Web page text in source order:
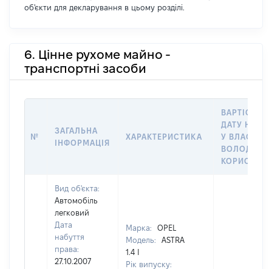
об'єкти для декларування в цьому розділі.
6. Цінне рухоме майно -
транспортні засоби
№
ЗАГАЛЬНА
ІНФОРМАЦІЯ
ХАРАКТЕРИСТИКА
ВАРТІСТЬ
ДАТУ
У
Вид об'єкта:
Автомобіль
легковий
Дата
набуття
права:
27.10.2007
Марка:
OPEL
Модель:
ASTRA
1.4 І
Рік випуску: